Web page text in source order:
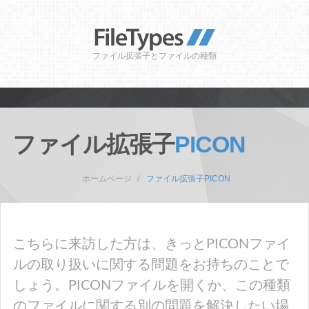
ファイル拡張子とファイルの種類
ファイル拡張子PICON
ホームページ ファイル拡張子PICON
こちらに来訪した方は、きっとPICONファイ
ルの取り扱いに関する問題をお持ちのことで
しょう。PICONファイルを開くか、この種類
のファイルに関する別の問題を解決したい場